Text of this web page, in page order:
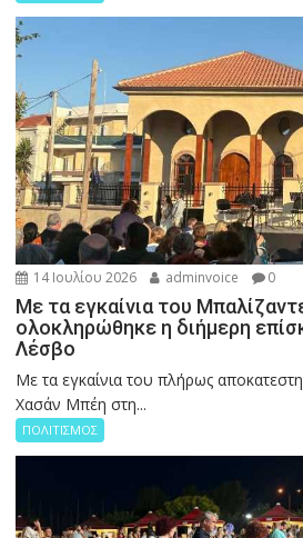
14 Ιουλίου 2026 adminvoice 0
Με τα εγκαίνια του
ολοκληρώθηκε η διήμερη
Λέσβο
Με τα εγκαίνια του πλήρως
Χασάν Μπέη στη...
ΠΟΛΙΤΙΣΜΟΣ